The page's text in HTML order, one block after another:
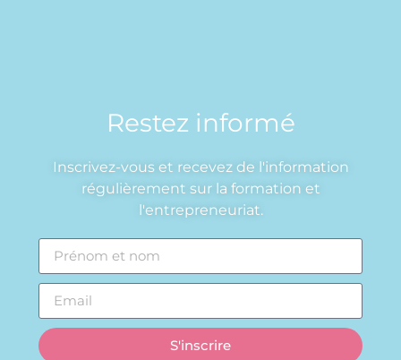
Restez informé
Inscrivez-vous et recevez de l'information
régulièrement sur la formation et
l'entrepreneuriat.
S'inscrire